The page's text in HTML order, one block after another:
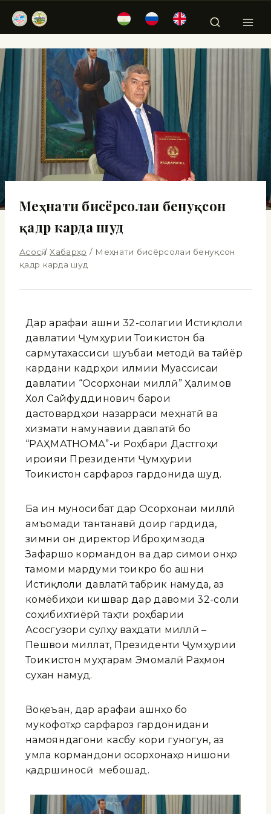
Меҳнати бисёрсолаи бенуқсон
қадр карда шуд
Асосӣ / Хабарҳо / Меҳнати бисёрсолаи бенуқсон
қадр карда шуд
Дар арафаи ҷашни 32-солагии Истиқлоли
давлатии Ҷумҳурии Тоҷикистон ба
сармутахассиси шуъбаи методӣ ва тайёр
кардани кадрҳои илмии Муассисаи
давлатии “Осорхонаи миллӣ” Ҳалимов
Хол Сайфуддинович барои
дастовардҳои назарраси меҳнатӣ ва
хизмати намунавии давлатӣ бо
“РАҲМАТНОМА”-и Роҳбари Дастгоҳи
иҷроияи Президенти Ҷумҳурии
Тоҷикистон сарфароз гардонида шуд.
Ба ин муносибат дар Осорхонаи миллӣ
ҷамъомади тантанавӣ доир гардида,
зимни он директор Иброҳимзода
Зафаршо кормандон ва дар симои онҳо
тамоми мардуми тоҷикро бо ҷашни
Истиқлоли давлатӣ табрик намуда, аз
комёбиҳои кишвар дар давоми 32-соли
соҳибихтиёрӣ таҳти роҳбарии
Асосгузори сулҳу ваҳдати миллӣ –
Пешвои миллат, Президенти Ҷумҳурии
Тоҷикистон муҳтарам Эмомалӣ Раҳмон
сухан намуд.
Воқеъан, дар арафаи ҷашнҳо бо
мукофотҳо сарфароз гардонидани
намояндагони касбу кори гуногун, аз
ҷумла кормандони осорхонаҳо нишони
қадршиносӣ мебошад.